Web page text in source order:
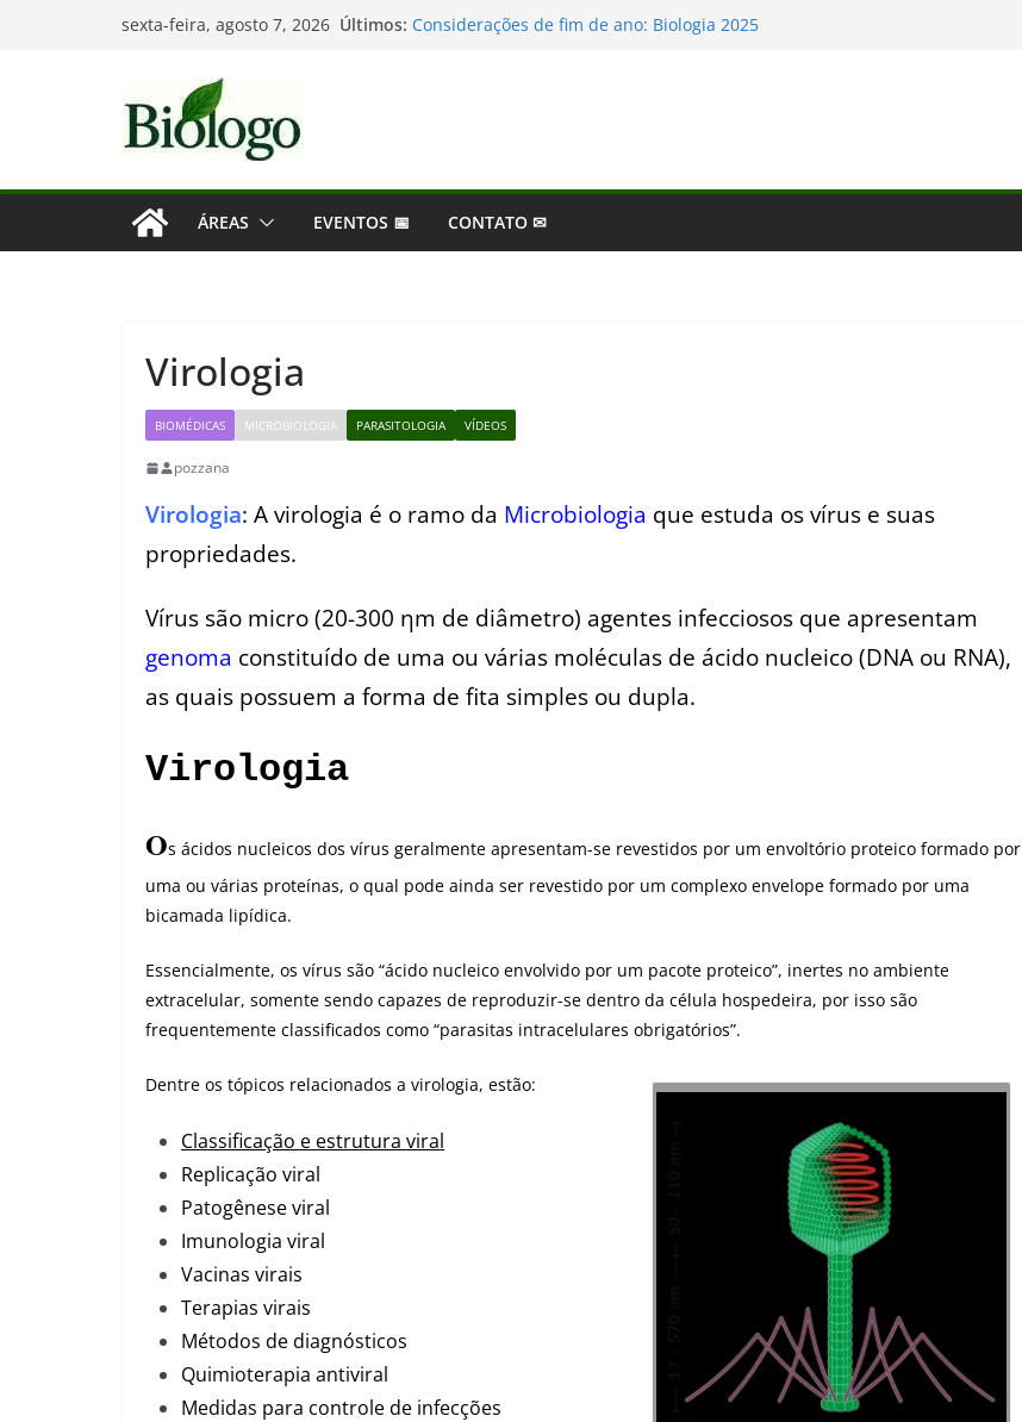
sexta-feira, agosto 7, 2026 Últimos: Tatiana Sampaio e a laminina
ÁREAS EVENTOS 📅 CONTATO ✉
Virologia
BIOMÉDICAS MICROBIOLOGIA PARASITOLOGIA VÍDEOS
pozzana
Virologia: A virologia é o ramo da Microbiologia que estuda os vírus e suas
propriedades.
Vírus são micro (20-300 ηm de diâmetro) agentes infecciosos que apresentam
genoma constituído de uma ou várias moléculas de ácido nucleico (DNA ou RNA),
as quais possuem a forma de fita simples ou dupla.
Virologia
Os ácidos nucleicos dos vírus geralmente apresentam-se revestidos por um envoltório proteico formado por
uma ou várias proteínas, o qual pode ainda ser revestido por um complexo envelope formado por uma
bicamada lipídica.
Essencialmente, os vírus são “ácido nucleico envolvido por um pacote proteico”, inertes no ambiente
extracelular, somente sendo capazes de reproduzir-se dentro da célula hospedeira, por isso são
frequentemente classificados como “parasitas intracelulares obrigatórios”.
Dentre os tópicos relacionados a virologia, estão:
Classificação e estrutura viral
Replicação viral
Patogênese viral
Imunologia viral
Vacinas virais
Terapias virais
Métodos de diagnósticos
Quimioterapia antiviral
Medidas para controle de infecções